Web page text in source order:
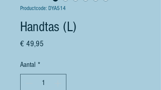
Productcode: DYA514
Handtas (L)
€ 49,95
Aantal *